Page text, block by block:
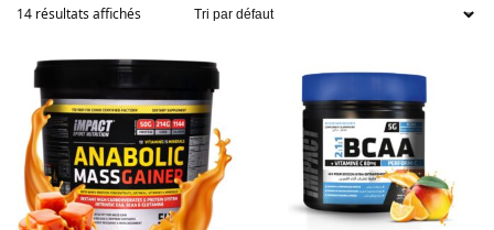
14 résultats affichés